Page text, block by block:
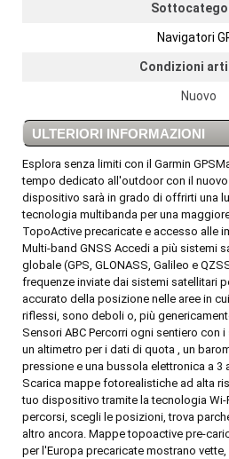
Navigatori
Condizioni
Nuovo
ULTERIORI INFORMAZIONI
Esplora senza limiti con il Garmin
tempo dedicato all'outdoor con il nuovo
dispositivo sarà in grado di offrirti una
tecnologia multibanda per una
TopoActive precaricate e accesso alle
Multi-band GNSS Accedi a più sistemi
globale (GPS, GLONASS, Galileo e
frequenze inviate dai sistemi satellitari
accurato della posizione nelle aree in
riflessi, sono deboli o, più
Sensori ABC Percorri ogni sentiero con
un altimetro per i dati di quota , un
pressione e una bussola elettronica a 3
Scarica mappe fotorealistiche ad alta
tuo dispositivo tramite la tecnologia
percorsi, scegli le posizioni, trova
altro ancora. Mappe topoactive pre-
per l'Europa precaricate mostrano